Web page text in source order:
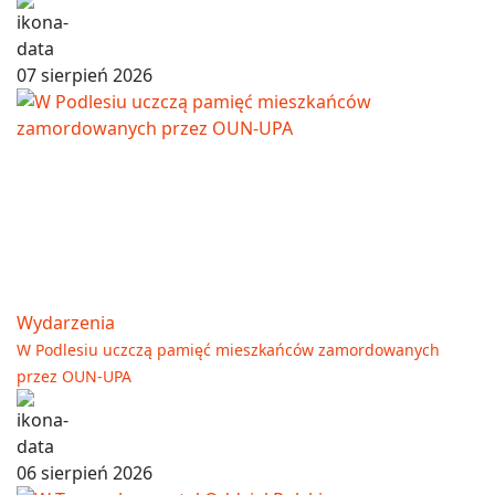
07 sierpień 2026
Wydarzenia
W Podlesiu uczczą pamięć mieszkańców zamordowanych
przez OUN-UPA
06 sierpień 2026